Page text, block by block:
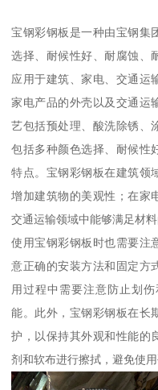
宝钢彩钢板是一种由宝钢集
选择、耐候性好、耐腐蚀、
应用于建筑、家电、交通运
家电产品的外壳以及交通运
艺包括预处理、酸洗除锈、
包括多种颜色选择、耐候性
特点。宝钢彩钢板在建筑领
增加建筑物的美观性；在家
交通运输领域中能够满足材
使用宝钢彩钢板时也需要注
意正确的安装方法和固定方
用过程中需要注意防止划
能。此外，宝钢彩钢板在长
护，以保持其外观和性能的
剂和软布进行擦拭，避免使